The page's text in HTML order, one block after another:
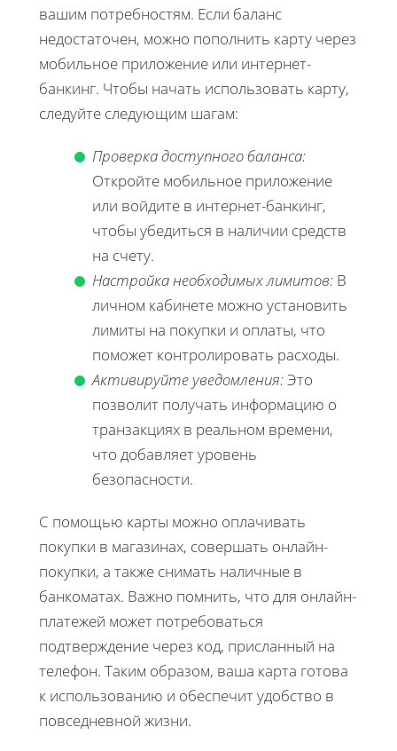
вашим потребностям. Если баланс
недостаточен, можно пополнить карту через
мобильное приложение или интернет-
банкинг. Чтобы начать использовать карту,
следуйте следующим шагам:
Проверка доступного баланса:
Откройте мобильное приложение
или войдите в интернет-банкинг,
чтобы убедиться в наличии средств
на счету.
Настройка необходимых лимитов: В
личном кабинете можно установить
лимиты на покупки и оплаты, что
поможет контролировать расходы.
Активируйте уведомления:Это
позволит получать информацию о
транзакциях в реальном времени,
что добавляет уровень
безопасности.
С помощью карты можно оплачивать
покупки в магазинах, совершать онлайн-
покупки, а также снимать наличные в
банкоматах. Важно помнить, что для онлайн-
платежей может потребоваться
подтверждение через код, присланный на
телефон. Таким образом, ваша карта готова
к использованию и обеспечит удобство в
повседневной жизни.